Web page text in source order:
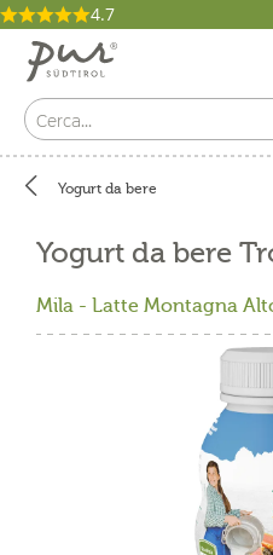
4.7
Yogurt da bere
Yogurt da bere
Mila - Latte Montagna